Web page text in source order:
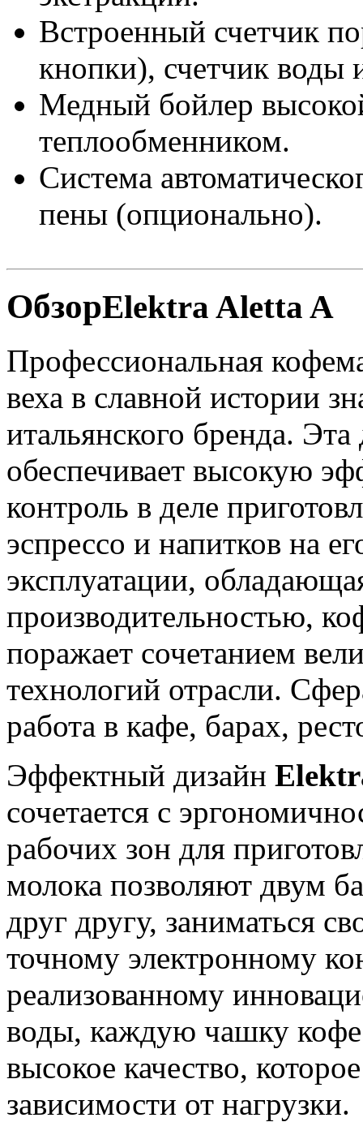
Встроенный счетчик
кнопки), счетчик воды
Медный бойлер
теплообменником.
Система
пены (опционально).
ОбзорElektra Aletta A
Профессиональная
веха в славной истории
итальянского бренда.
обеспечивает высокую
контроль в деле
эспрессо и напитков на
эксплуатации,
производительностью,
поражает сочетанием
технологий отрасли.
работа в кафе, барах,
Эффектный дизайн
сочетается с
рабочих зон для
молока позволяют двум
друг другу, заниматься
точному электронному
реализованному
воды, каждую чашку кофе
высокое качество,
зависимости от нагрузки.